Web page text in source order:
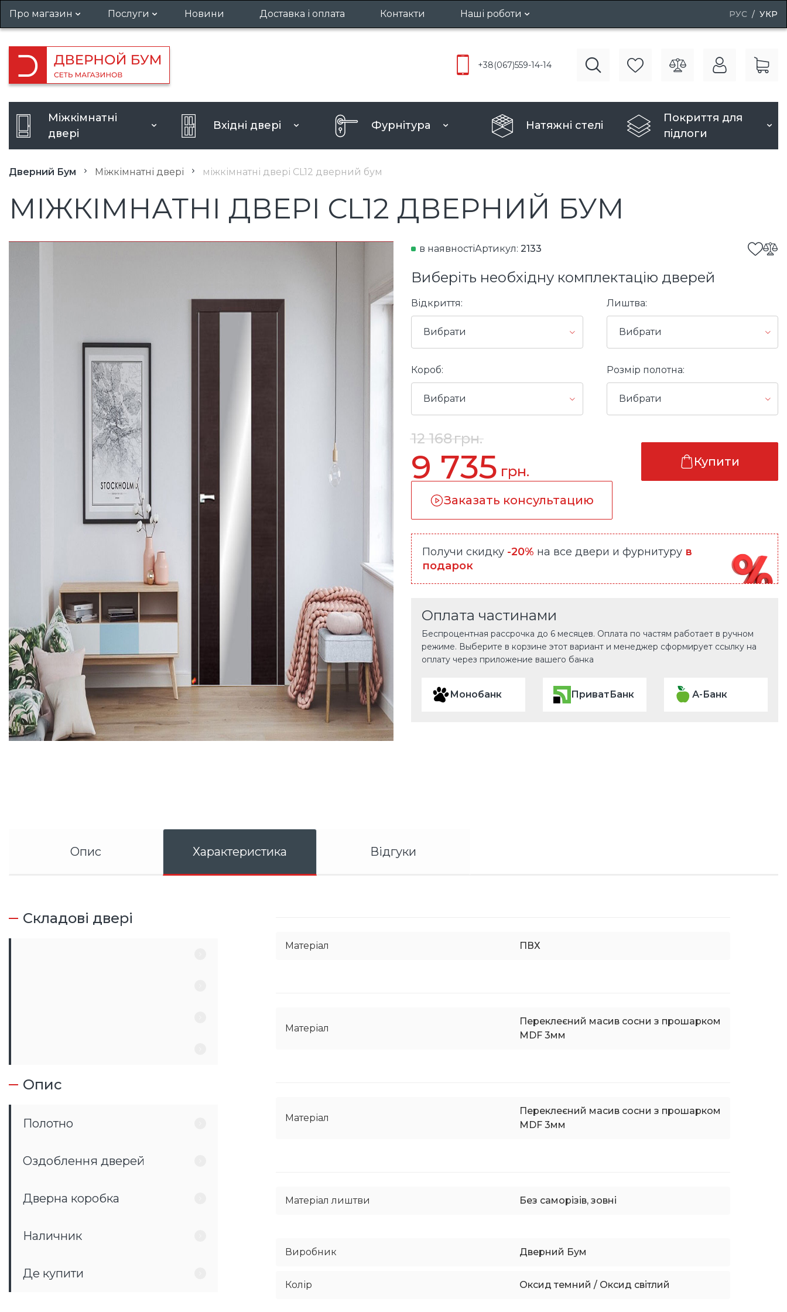
РУС УКР
Про магазин
Гарантія та повернення
Вакансії
Кредит
Послуги
Установка дверей
Виклик замірника
Посилення дверного отвору
Розширення дверного отвору
Новини Доставка і оплата Контакти Наші роботи
+38(067)559-14-14
Міжкімнатні
двері
Вхідні двері Фурнітура Натяжні стелі
Покриття для
підлоги
Дверний Бум Міжкімнатні двері міжкімнатні двері CL12 дверний бум
МІЖКІМНАТНІ ДВЕРІ CL12 ДВЕРНИЙ БУМ
в наявностіАртикул: 2133
Виберіть необхідну комплектацію дверей
Відкриття:
Вибрати
Лиштва:
Вибрати
Короб:
Вибрати
Розмір полотна:
Вибрати
12 168грн.
9 735 грн.
Купити
Заказать консультацию
Получи скидку -20% на все двери и фурнитуру в
подарок
Оплата частинами
Беспроцентная рассрочка до 6 месяцев. Оплата по частям работает в ручном
режиме. Выберите в корзине этот вариант и менеджер сформирует ссылку на
оплату через приложение вашего банка
Монобанк ПриватБанк А-Банк
Опис Характеристика Відгуки
Складові двері
Опис
Полотно
Оздоблення дверей
Дверна коробка
Наличник
Де купити
Матеріал ПВХ
Матеріал
Переклеєний масив сосни з прошарком
MDF 3мм
Матеріал
Переклеєний масив сосни з прошарком
MDF 3мм
Матеріал лиштви Без саморізів, зовні
Виробник Дверний Бум
Колір Оксид темний / Оксид світлий